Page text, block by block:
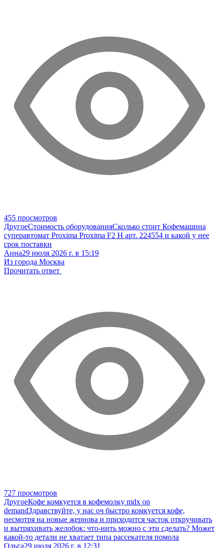
455 просмотров
ДругоеСтоимость оборудованияСколько стоит Кофемашина
суперавтомат Proxima Proxima F2 H арт. 224554 и какой у нее
срок поставки
Анна29 июля 2026 г. в 15:19
Из города Москва
Прочитать ответ
727 просмотров
ДругоеКофе комкуется в кофемолку mdx on
demandЗдравствуйте, у нас оч быстро комкуется кофе,
несмотря на новые жернова и приходится часток откручивать
и вытряхивать желобок: что-нить можно с эти сделать? Может
какой-то детали не хватает типа рассекателя помола
Ольга29 июля 2026 г. в 12:31